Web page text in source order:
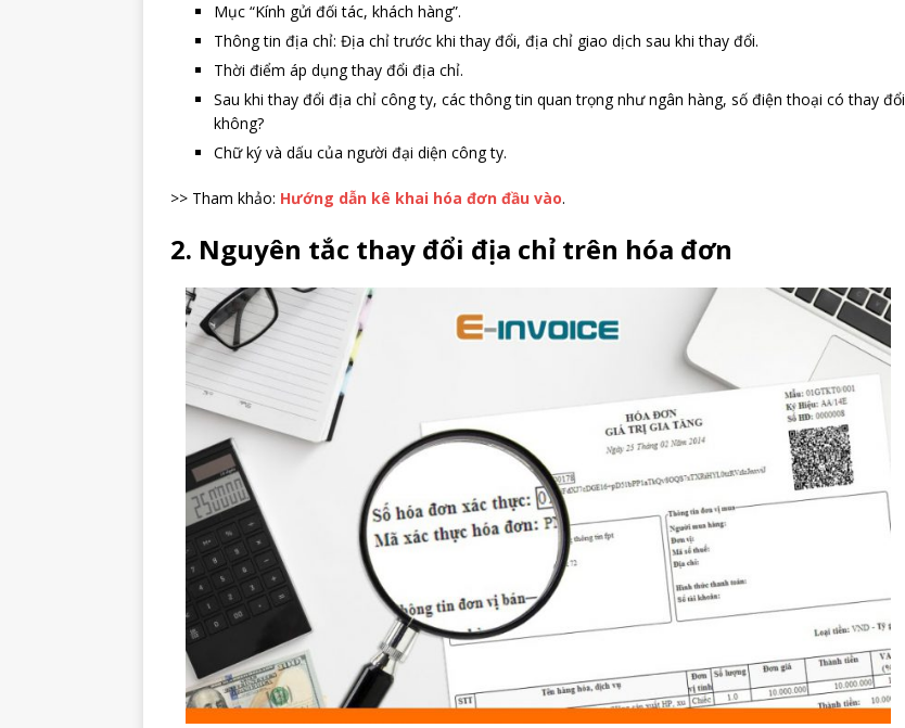
Mục “Kính gửi đối tác, khách hàng”.
Thông tin địa chỉ: Địa chỉ trước khi thay đổi, địa chỉ giao dịch sau khi thay đổi.
Thời điểm áp dụng thay đổi địa chỉ.
Sau khi thay đổi địa chỉ công ty, các thông tin quan trọng như ngân hàng, số điện thoại có thay đổi
không?
Chữ ký và dấu của người đại diện công ty.
>> Tham khảo: Hướng dẫn kê khai hóa đơn đầu vào.
2. Nguyên tắc thay đổi địa chỉ trên hóa đơn